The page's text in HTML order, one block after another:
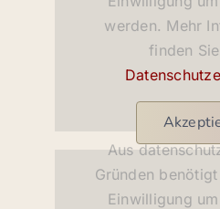
werden. Mehr
finden
Aus
Gründen
Einwilligung